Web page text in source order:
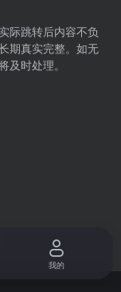
际跳转后内容不负
期真实完整。如无
时处理。
我的